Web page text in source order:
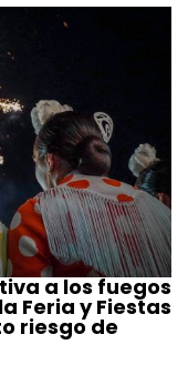
a los fuegos
Feria y Fiestas
riesgo de